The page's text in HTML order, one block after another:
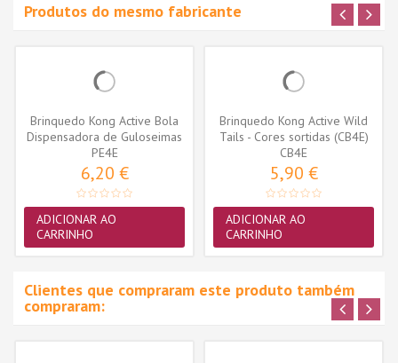
Produtos do mesmo fabricante
Brinquedo Kong Active Bola
Dispensadora de Guloseimas
(PE4E)
PE4E
6,20 €
ADICIONAR AO
CARRINHO
Brinquedo Kong Active Wild
Tails - Cores sortidas (CB4E)
CB4E
5,90 €
ADICIONAR AO
CARRINHO
Clientes que compraram este produto também
compraram: